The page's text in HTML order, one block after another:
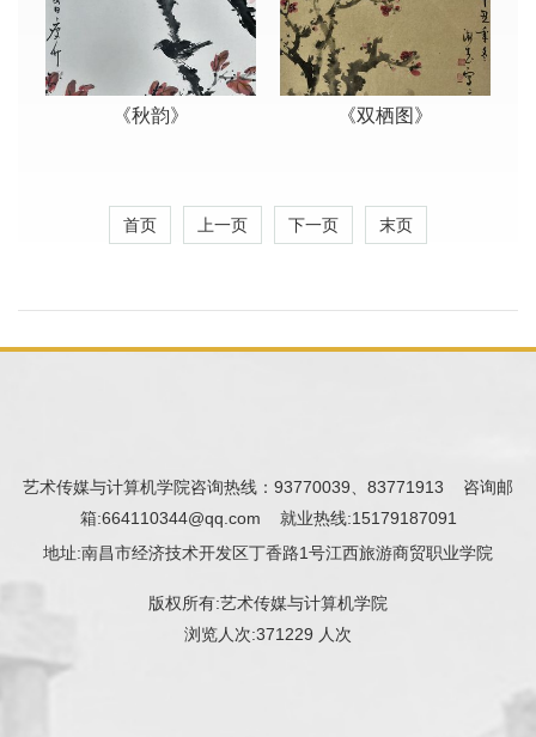
《秋韵》 《双栖图》
首页 上一页 下一页 末页
艺术传媒与计算机学院咨询热线：93770039、83771913 咨询邮
箱:664110344@qq.com 就业热线:15179187091
地址:南昌市经济技术开发区丁香路1号江西旅游商贸职业学院
版权所有:艺术传媒与计算机学院
浏览人次:371229 人次